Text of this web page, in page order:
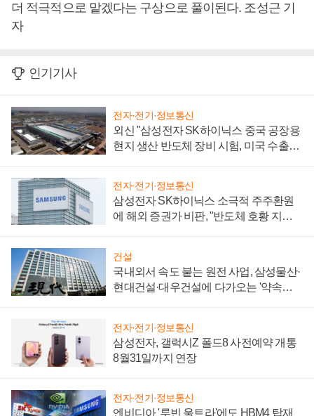
더 적극적으로 맡겠다는 구상으로 풀이된다. 조성근 기
자
인기기사
전자·전기·정보통신
외신 "삼성전자 SK하이닉스 중국 공장용
현지 생산 반도체 장비 시험, 미국 수출통
전자·전기·정보통신
삼성전자 SK하이닉스 소극적 주주환원
에 해외 증권가 비판, "반도체 호황 지속
건설
국내외서 속도 붙는 원전 사업, 삼성물산·
현대건설·대우건설에 다가오는 '약속의
전자·전기·정보통신
삼성전자, 갤럭시Z 폴드8 사전예약 개통
8월31일까지 연장
전자·전기·정보통신
엔비디아 '루빈 울트라'에도 HBM4 탑재